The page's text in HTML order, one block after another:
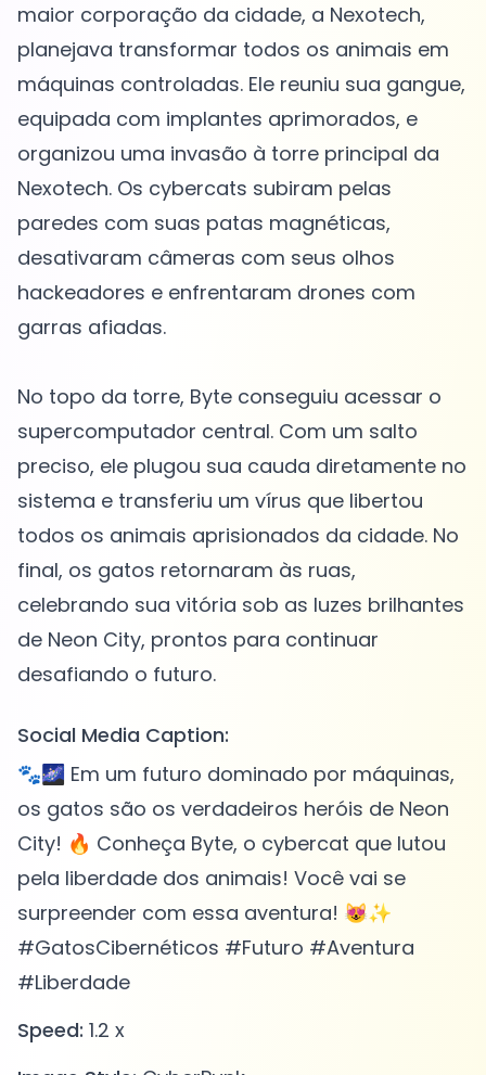
maior corporação da cidade, a Nexotech,
planejava transformar todos os animais em
máquinas controladas. Ele reuniu sua gangue,
equipada com implantes aprimorados, e
organizou uma invasão à torre principal da
Nexotech. Os cybercats subiram pelas
paredes com suas patas magnéticas,
desativaram câmeras com seus olhos
hackeadores e enfrentaram drones com
garras afiadas.
No topo da torre, Byte conseguiu acessar o
supercomputador central. Com um salto
preciso, ele plugou sua cauda diretamente no
sistema e transferiu um vírus que libertou
todos os animais aprisionados da cidade. No
final, os gatos retornaram às ruas,
celebrando sua vitória sob as luzes brilhantes
de Neon City, prontos para continuar
Social Media Caption:
🐾🌌 Em um futuro dominado por máquinas,
os gatos são os verdadeiros heróis de Neon
City! 🔥 Conheça Byte, o cybercat que lutou
pela liberdade dos animais! Você vai se
surpreender com essa aventura! 😻✨
#GatosCibernéticos #Futuro #Aventura
#Liberdade
Speed: 1.2 x